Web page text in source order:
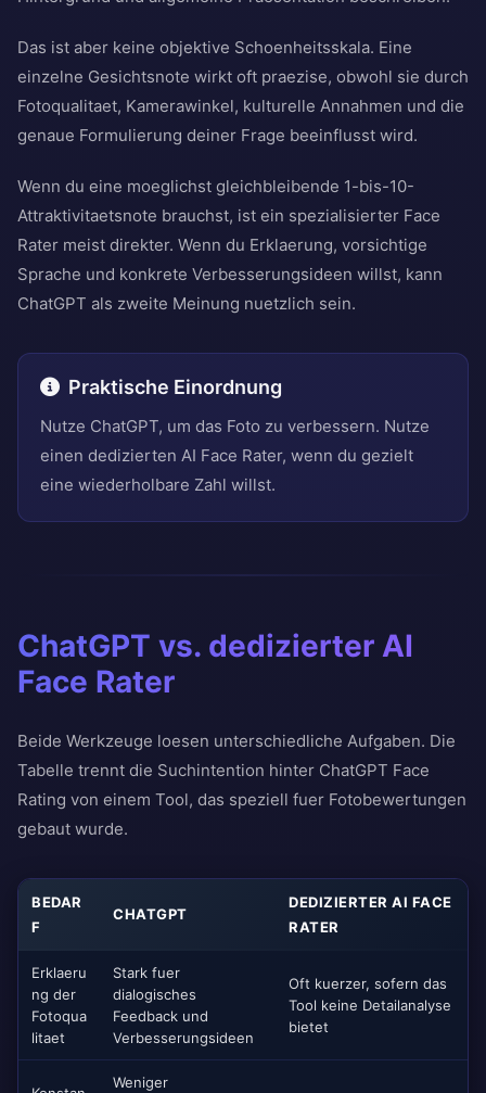
Das ist aber keine objektive Schoenheitsskala. Eine
einzelne Gesichtsnote wirkt oft praezise, obwohl sie durch
Fotoqualitaet, Kamerawinkel, kulturelle Annahmen und die
genaue Formulierung deiner Frage beeinflusst wird.
Wenn du eine moeglichst gleichbleibende 1-bis-10-
Attraktivitaetsnote brauchst, ist ein spezialisierter Face
Rater meist direkter. Wenn du Erklaerung, vorsichtige
Sprache und konkrete Verbesserungsideen willst, kann
ChatGPT als zweite Meinung nuetzlich sein.
Praktische Einordnung
Nutze ChatGPT, um das Foto zu verbessern. Nutze
einen dedizierten AI Face Rater, wenn du gezielt
eine wiederholbare Zahl willst.
ChatGPT vs. dedizierter AI
Face Rater
Beide Werkzeuge loesen unterschiedliche Aufgaben. Die
Tabelle trennt die Suchintention hinter ChatGPT Face
Rating von einem Tool, das speziell fuer Fotobewertungen
gebaut wurde.
BEDAR
F
CHATGPT
DEDIZIERTER AI FACE
RATER
Erklaeru
ng der
Fotoqua
litaet
Stark fuer
dialogisches
Feedback und
Verbesserungsideen
Oft kuerzer, sofern das
Tool keine Detailanalyse
bietet
Weniger